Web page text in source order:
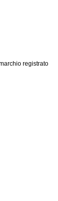
registrato